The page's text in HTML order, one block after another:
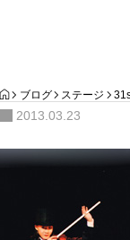
HOME
ブログ ステージ
2013.03.23